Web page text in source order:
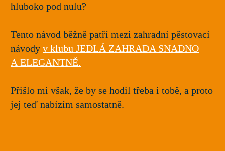
hluboko pod nulu?
Tento návod běžně patří mezi zahradní pěstovací
návodyv klubu JEDLÁ ZAHRADA SNADNO
A ELEGANTNĚ.
Přišlo mi však, že by se hodil třeba i tobě, a proto
jej teď nabízím samostatně.